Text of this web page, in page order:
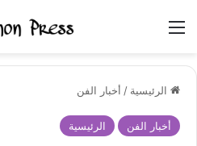
الرئيسية / أخبار الفن
أخبار الفن الرئيسية